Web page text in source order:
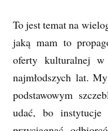
To jest temat na
jaką mam to
oferty kulturalnej
najmłodszych lat.
podstawowym
udać, bo instytucje